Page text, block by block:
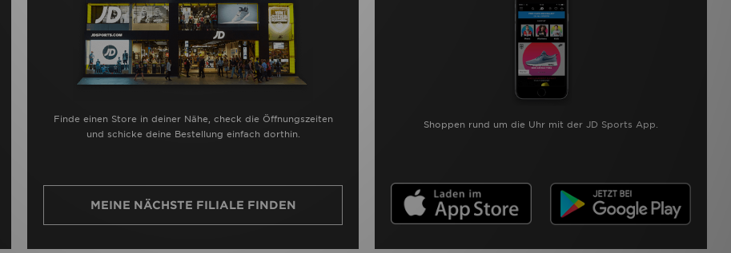
Finde einen Store in deiner Nähe, check die Öffnungszeiten
und schicke deine Bestellung einfach dorthin.
MEINE NÄCHSTE FILIALE FINDEN
Shoppen rund um die Uhr mit der JD Sports App.